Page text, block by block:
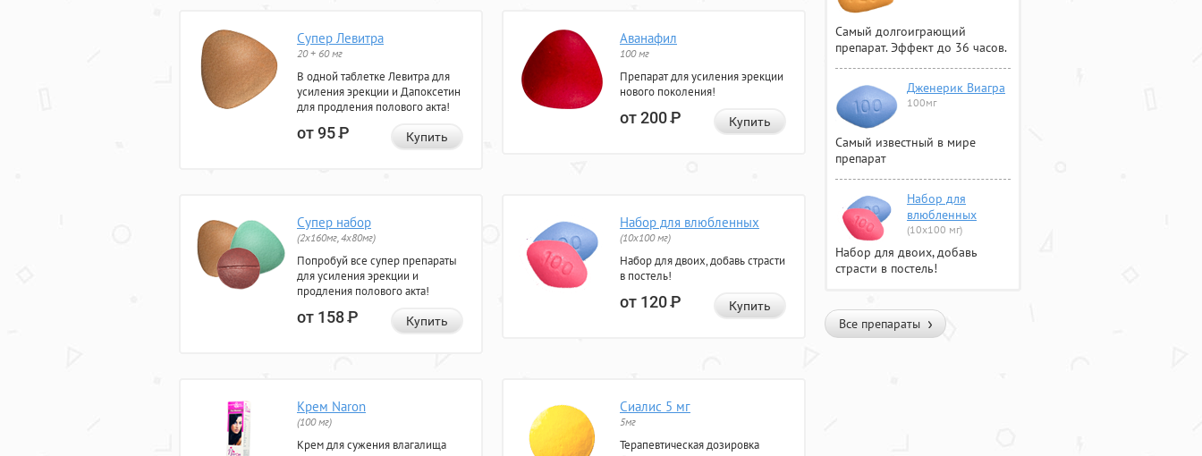
Супер Левитра
20 + 60 мг
В одной таблетке Левитра для
усиления эрекции и Дапоксетин
для продления полового акта!
от 95Р Купить
Аванафил
100 мг
Препарат для усиления эрекции
нового поколения!
от 200Р Купить
Супер набор
(2х160мг, 4х80мг)
Попробуй все супер препараты
для усиления эрекции и
продления полового акта!
от 158Р Купить
Набор для влюбленных
(10х100 мг)
Набор для двоих, добавь страсти
в постель!
от 120Р Купить
Крем Naron
(100 мг)
Крем для сужения влагалища
Сиалис 5 мг
5мг
Терапевтическая дозировка
Самый долгоиграющий
препарат. Эффект до 36 часов.
Дженерик Виагра
100мг
Самый известный в мире
препарат
Набор для
влюбленных
(10х100 мг)
Набор для двоих, добавь
страсти в постель!
Все препараты